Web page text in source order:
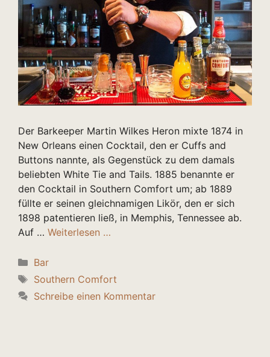
Der Barkeeper Martin Wilkes Heron mixte 1874 in
New Orleans einen Cocktail, den er Cuffs and
Buttons nannte, als Gegenstück zu dem damals
beliebten White Tie and Tails. 1885 benannte er
den Cocktail in Southern Comfort um; ab 1889
füllte er seinen gleichnamigen Likör, den er sich
1898 patentieren ließ, in Memphis, Tennessee ab.
Auf … Weiterlesen …
Kategorien
Bar
Schlagwörter
Southern Comfort
Schreibe einen Kommentar